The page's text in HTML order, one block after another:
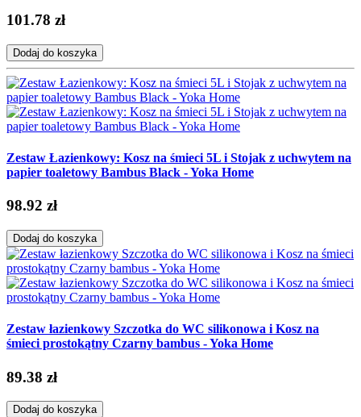
101.78 zł
Dodaj do koszyka
Zestaw Łazienkowy: Kosz na śmieci 5L i Stojak z uchwytem na
papier toaletowy Bambus Black - Yoka Home
98.92 zł
Dodaj do koszyka
Zestaw łazienkowy Szczotka do WC silikonowa i Kosz na
śmieci prostokątny Czarny bambus - Yoka Home
89.38 zł
Dodaj do koszyka